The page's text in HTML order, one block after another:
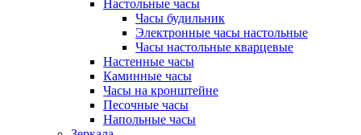
Настольные часы
Часы будильник
Электронные часы настольные
Часы настольные кварцевые
Настенные часы
Каминные часы
Часы на кронштейне
Песочные часы
Напольные часы